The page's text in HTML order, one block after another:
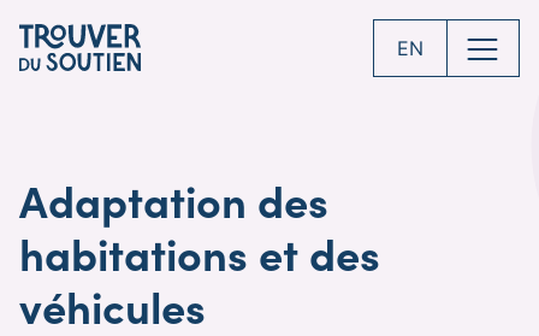
to
main
EN
Adaptation des
habitations et des
véhicules